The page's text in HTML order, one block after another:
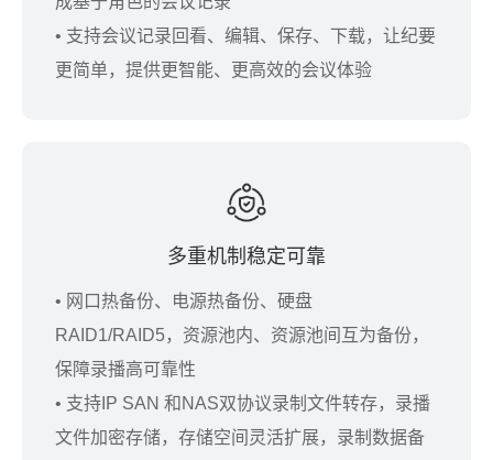
• 支持会议记录回看、编辑、保存、下载，让纪要
更简单，提供更智能、更高效的会议体验
多重机制稳定可靠
• 网口热备份、电源热备份、硬盘
RAID1/RAID5，资源池内、资源池间互为备份，
保障录播高可靠性
• 支持IP SAN 和NAS双协议录制文件转存，录播
文件加密存储，存储空间灵活扩展，录制数据备